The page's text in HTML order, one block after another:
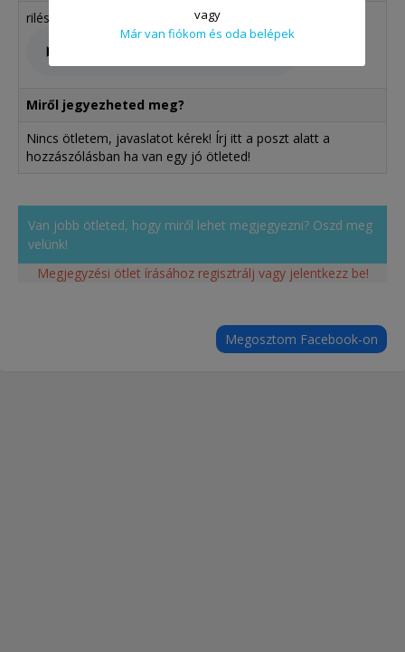
vagy
Már van fiókom és oda belépek
rilésönsip
Miről jegyezheted meg?
Nincs ötletem, javaslatot kérek! Írj itt a poszt alatt a
hozzászólásban ha van egy jó ötleted!
Van jobb ötleted, hogy miről lehet megjegyezni? Oszd meg
velünk!
Megjegyzési ötlet írásához regisztrálj vagy jelentkezz be!
Megosztom Facebook-on